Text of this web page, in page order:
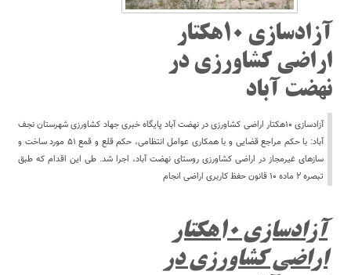
آزادسازی ۱۰هکتار
اراضی کشاورزی در
نهضت آباد
آزادسازی ۱۰هکتار اراضی کشاورزی در نهضت آباد پایگاه خبری جهاد کشاورزی شهرستان نجف
آباد: با حکم مراجع قضایی و با همکاری عوامل انتظامی، حکم قلع و قمع ۵۱ مورد ساخت و
سازهای غیرمجاز در اراضی کشاورزی روستای نهضت آباد، اجرا شد. طی این اقدام که طبق
تبصره ۲ ماده ۱۰ قانون حفظ کاربری اراضی انجام
آزادسازی ۱۰هکتار
اراضی کشاورزی در